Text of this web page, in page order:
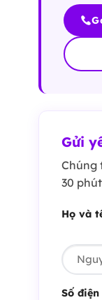
Gửi
Chúng
30 phút
Họ và
Số